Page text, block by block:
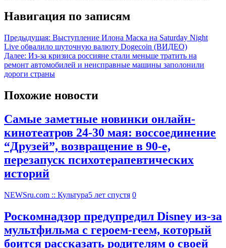
Навигация по записям
Предыдущая: Выступление Илона Маска на Saturday Night
Live обвалило шуточную валюту Dogecoin (ВИДЕО)
Далее: Из-за кризиса россияне стали меньше тратить на
ремонт автомобилей и неисправные машины заполонили
дороги страны
Похожие новости
Самые заметные новинки онлайн-
кинотеатров 24-30 мая: воссоединение
“Друзей”, возвращение в 90-е,
перезапуск психотерапевтических
историй
NEWSru.com :: Культура5 лет спустя 0
Роскомнадзор предупредил Disney из-за
мультфильма c героем-геем, который
боится рассказать родителям о своей